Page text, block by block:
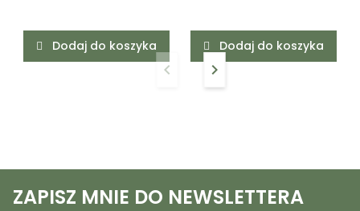
Dodaj do koszyka
Dodaj do koszyka
Poprzedni
keyboard_arrow_left Następny
keyboard_arrow_right
ZAPISZ MNIE DO NEWSLETTERA